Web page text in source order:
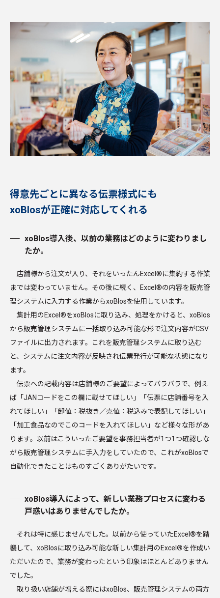
得意先ごとに異なる伝票様式にも
xoBlosが正確に対応してくれる
xoBlos導入後、以前の業務はどのように変わりまし
たか。
店舗様から注文が入り、それをいったんExcel®に集約する作業
までは変わっていません。その後に続く、Excel®の内容を販売管
理システムに入力する作業からxoBlosを使用しています。
集計用のExcel®をxoBlosに取り込み、処理をかけると、xoBlos
から販売管理システムに一括取り込み可能な形で注文内容がCSV
ファイルに出力されます。これを販売管理システムに取り込む
と、システムに注文内容が反映され伝票発行が可能な状態になり
ます。
伝票への記載内容は店舗様のご要望によってバラバラで、例え
ば「JANコードをこの欄に載せてほしい」「伝票に店舗番号を入
れてほしい」「卸値：税抜き／売値：税込みで表記してほしい」
「加工食品なのでこのコードを入れてほしい」など様々な形があ
ります。以前はこういったご要望を事務担当者が1つ1つ確認しな
がら販売管理システムに手入力をしていたので、これがxoBlosで
自動化できたことはものすごくありがたいです。
xoBlos導入によって、新しい業務プロセスに変わる
戸惑いはありませんでしたか。
それは特に感じませんでした。以前から使っていたExcel®を踏
襲して、xoBlosに取り込み可能な新しい集計用のExcel®を作成い
ただいたので、業務が変わったという印象はほとんどありません
でした。
取り扱い店舗が増える際にはxoBlos、販売管理システムの両方